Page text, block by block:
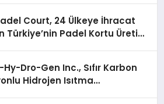
Court, 24 Ülkeye İhracat
Türkiye’nin Padel Kortu Üretim
Dro-Gen Inc., Sıfır Karbon
Hidrojen Isıtma